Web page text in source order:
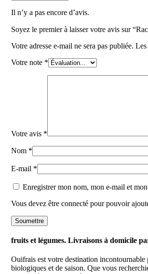
Il n’y a pas encore d’avis.
Votre adresse e-mail ne sera pas publiée. Les
Votre note *
Votre avis *
Nom *
E-mail *
Enregistrer mon nom, mon e-mail et
Vous devez être connecté pour pouvoir
fruits et légumes. Livraisons à domicile
Ouifrais est votre destination
biologiques et de saison. Que vous